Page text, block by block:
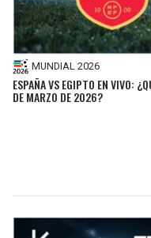
MUNDIAL 2026
ESPAÑA VS EGIPTO EN VIVO:
DE MARZO DE 2026?